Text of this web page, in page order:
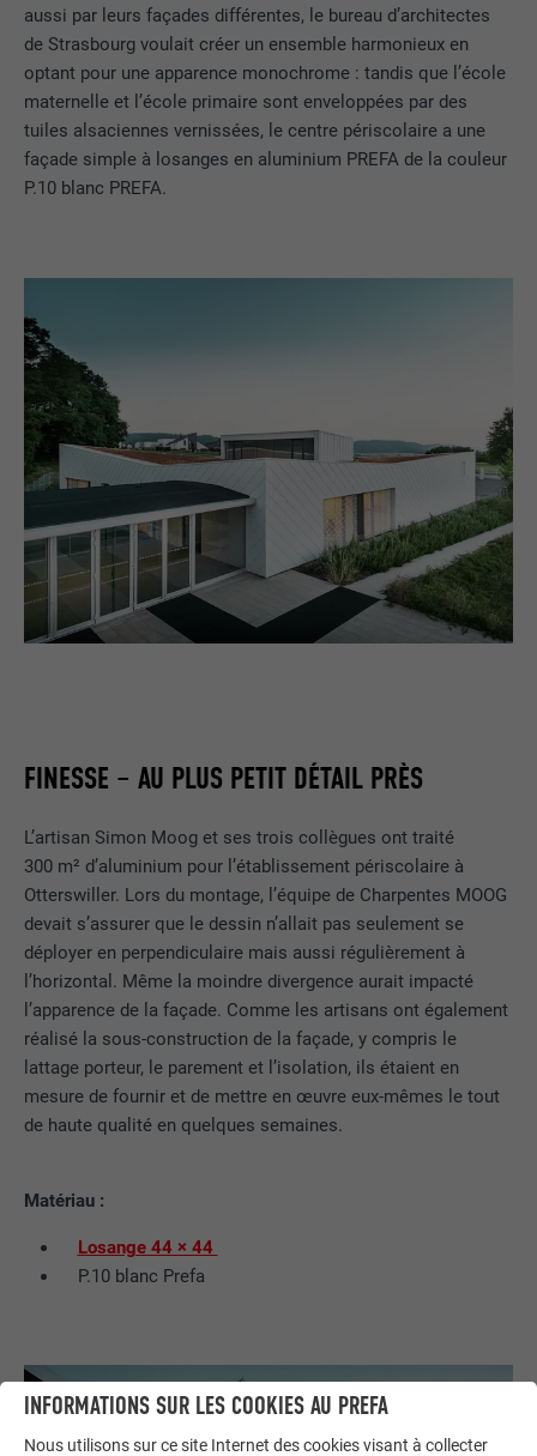
aussi par leurs façades différentes, le bureau d’architectes
de Strasbourg voulait créer un ensemble harmonieux en
optant pour une apparence monochrome : tandis que l’école
maternelle et l’école primaire sont enveloppées par des
tuiles alsaciennes vernissées, le centre périscolaire a une
façade simple à losanges en aluminium PREFA de la couleur
P.10 blanc PREFA.
FINESSE – AU PLUS PETIT DÉTAIL PRÈS
L’artisan Simon Moog et ses trois collègues ont traité
300 m² d’aluminium pour l’établissement périscolaire à
Otterswiller. Lors du montage, l’équipe de Charpentes MOOG
devait s’assurer que le dessin n’allait pas seulement se
déployer en perpendiculaire mais aussi régulièrement à
l’horizontal. Même la moindre divergence aurait impacté
l’apparence de la façade. Comme les artisans ont également
réalisé la sous-construction de la façade, y compris le
lattage porteur, le parement et l’isolation, ils étaient en
mesure de fournir et de mettre en œuvre eux-mêmes le tout
de haute qualité en quelques semaines.
Matériau :
Losange 44 × 44
P.10 blanc Prefa
INFORMATIONS SUR LES COOKIES AU PREFA
Nous utilisons sur ce site Internet des cookies visant à collecter